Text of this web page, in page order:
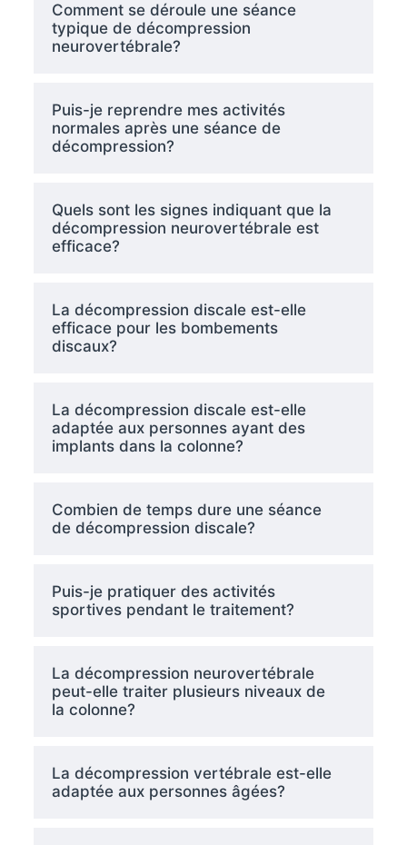
Comment se déroule une séance
typique de décompression
neurovertébrale?
Puis-je reprendre mes activités
normales après une séance de
décompression?
Quels sont les signes indiquant que la
décompression neurovertébrale est
efficace?
La décompression discale est-elle
efficace pour les bombements
discaux?
La décompression discale est-elle
adaptée aux personnes ayant des
implants dans la colonne?
Combien de temps dure une séance
de décompression discale?
Puis-je pratiquer des activités
sportives pendant le traitement?
La décompression neurovertébrale
peut-elle traiter plusieurs niveaux de
la colonne?
La décompression vertébrale est-elle
adaptée aux personnes âgées?